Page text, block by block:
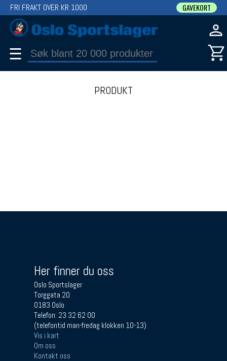
FRI FRAKT OVER KR 1000 GAVEKORT
☰
PRODUKT
Her finner du oss
Oslo Sportslager
Torggata 20
0183 Oslo
Telefon: 23 32 62 00
(telefontid man-fredag klokken 10-13)
Vis i kart
Om oss
Kontakt oss